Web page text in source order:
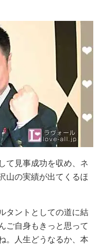
て見事成功を収め、ネ
山の実績が出てくるほ
タントとしての道に結
ご自身もきっと思って
。人生どうなるか、本